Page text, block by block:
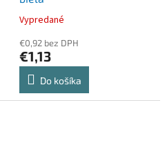
Vypredané
€0,92 bez DPH
€1,13
Do košíka